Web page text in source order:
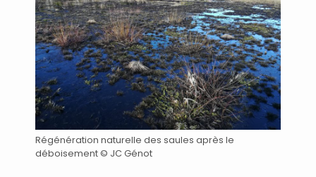
Régénération naturelle des saules après le
déboisement © JC Génot